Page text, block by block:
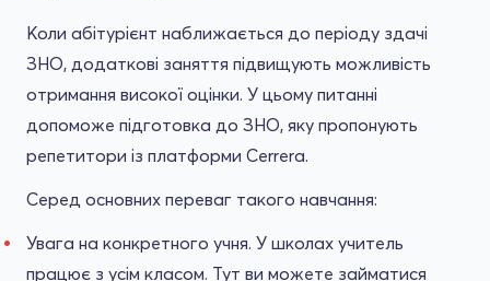
Коли абітурієнт наближається до періоду здачі
ЗНО, додаткові заняття підвищують можливість
отримання високої оцінки. У цьому питанні
допоможе підготовка до ЗНО, яку пропонують
репетитори із платформи Cerrera.
Серед основних переваг такого навчання:
Увага на конкретного учня. У школах учитель
працює з усім класом. Тут ви можете займатися